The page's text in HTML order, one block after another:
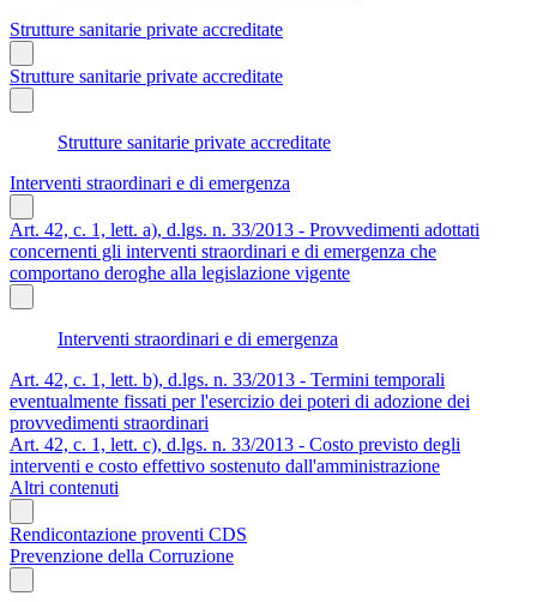
Strutture sanitarie private accreditate
Strutture sanitarie private accreditate
Strutture sanitarie private accreditate
Interventi straordinari e di emergenza
Art. 42, c. 1, lett. a), d.lgs. n. 33/2013 - Provvedimenti adottati
concernenti gli interventi straordinari e di emergenza che
comportano deroghe alla legislazione vigente
Interventi straordinari e di emergenza
Art. 42, c. 1, lett. b), d.lgs. n. 33/2013 - Termini temporali
eventualmente fissati per l'esercizio dei poteri di adozione dei
provvedimenti straordinari
Art. 42, c. 1, lett. c), d.lgs. n. 33/2013 - Costo previsto degli
interventi e costo effettivo sostenuto dall'amministrazione
Altri contenuti
Rendicontazione proventi CDS
Prevenzione della Corruzione